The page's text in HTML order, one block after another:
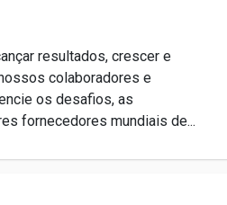
resultados, crescer e
colaboradores e
os desafios, as
fornecedores mundiais de...